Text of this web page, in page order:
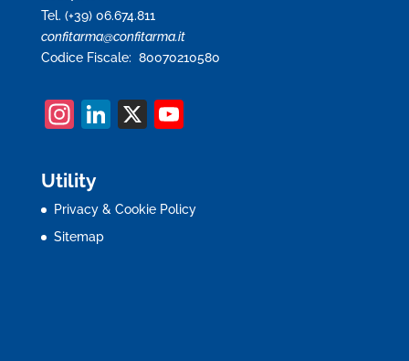
Tel. (+39) 06.674.811
confitarma@confitarma.it
Codice Fiscale: 80070210580
In
a
gr
a
Li
e
X Y
T
Utility
Privacy & Cookie Policy
Sitemap